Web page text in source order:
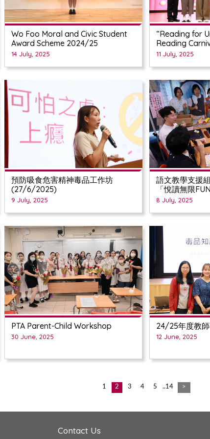
Wo Foo Moral and Civic Student
Award Scheme 2024/25
14 July, 2025
“Reading for
Reading Carnival &
Culture Day
11 July, 2025
預防吸食危害精神毒品工作坊
(27/6/2025)
9 July, 2025
語文教學支援
「悅讀無限FUN
8 July, 2025
PTA Parent-Child Workshop
30 June, 2025
24/25年度教
12 June, 2025
1 2 3 4 5 ..14 >
Contact Us